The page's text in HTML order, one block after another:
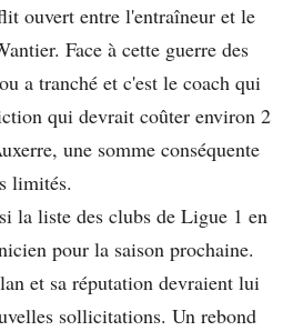
ouvert entre l'entraîneur et le
Face à cette guerre des
a tranché et c'est le coach qui
qui devrait coûter environ 2
une somme conséquente
limités.
la liste des clubs de Ligue 1 en
pour la saison prochaine.
et sa réputation devraient lui
sollicitations. Un rebond